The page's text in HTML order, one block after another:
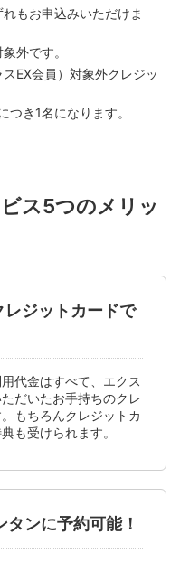
もお申込みいただけま
外です。
EX会員）対象外クレジッ
つき1名になります。
ス5つのメリッ
レジットカードで
代金はすべて、エクス
だいたお手持ちのクレ
もちろんクレジットカ
も受けられます。
ンに予約可能！